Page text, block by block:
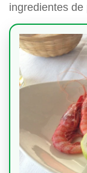
ingredientes